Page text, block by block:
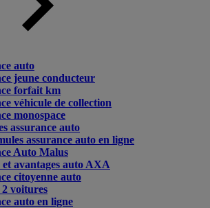
auto
jeune conducteur
forfait km
véhicule de collection
monospace
assurance auto
assurance auto en ligne
Auto Malus
et avantages auto AXA
citoyenne auto
voitures
auto en ligne